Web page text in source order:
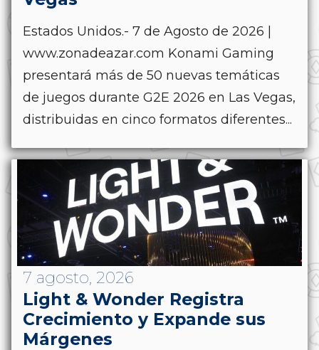
Estados Unidos.- 7 de Agosto de 2026 |
www.zonadeazar.com Konami Gaming
presentará más de 50 nuevas temáticas
de juegos durante G2E 2026 en Las Vegas,
distribuidas en cinco formatos diferentes...
7 agosto, 2026
Light & Wonder Registra
Crecimiento y Expande sus
Márgenes